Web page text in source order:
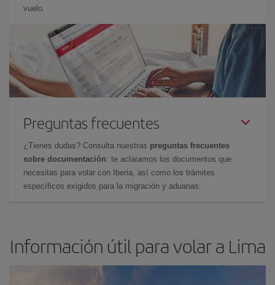
vuelo.
Preguntas frecuentes
¿Tienes dudas? Consulta nuestras preguntas frecuentes
sobre documentación: te aclaramos los documentos que
necesitas para volar con Iberia, así como los trámites
específicos exigidos para la migración y aduanas.
Información útil para volar a Lima